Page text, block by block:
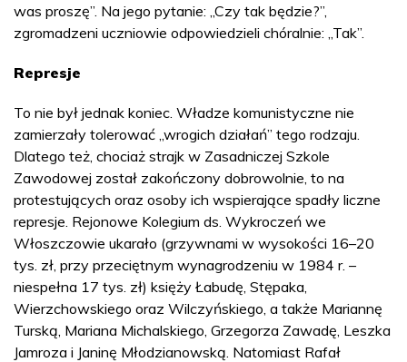
was proszę”. Na jego pytanie: „Czy tak będzie?”,
zgromadzeni uczniowie odpowiedzieli chóralnie: „Tak”.
Represje
To nie był jednak koniec. Władze komunistyczne nie
zamierzały tolerować „wrogich działań” tego rodzaju.
Dlatego też, chociaż strajk w Zasadniczej Szkole
Zawodowej został zakończony dobrowolnie, to na
protestujących oraz osoby ich wspierające spadły liczne
represje. Rejonowe Kolegium ds. Wykroczeń we
Włoszczowie ukarało (grzywnami w wysokości 16–20
tys. zł, przy przeciętnym wynagrodzeniu w 1984 r. –
niespełna 17 tys. zł) księży Łabudę, Stępaka,
Wierzchowskiego oraz Wilczyńskiego, a także Mariannę
Turską, Mariana Michalskiego, Grzegorza Zawadę, Leszka
Jamroza i Janinę Młodzianowską. Natomiast Rafał